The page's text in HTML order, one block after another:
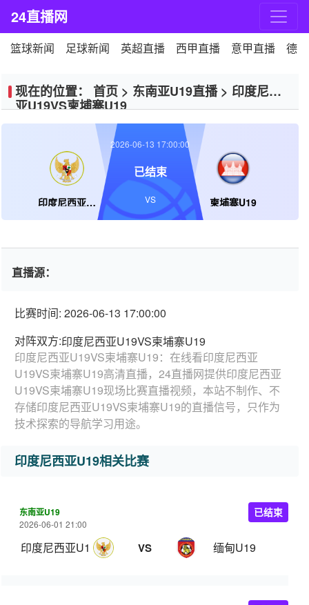
24直播网
篮球新闻 足球新闻 英超直播 西甲直播 意甲直播 德
现在的位置： 首页 > 东南亚U19直播> 印度尼西
亚U19VS柬埔寨U19
印度尼西亚U19 柬埔寨U19
2026-06-13 17:00:00
已结束
VS
直播源：
比赛时间: 2026-06-13 17:00:00
对阵双方:印度尼西亚U19VS柬埔寨U19
印度尼西亚U19VS柬埔寨U19：在线看印度尼西亚
U19VS柬埔寨U19高清直播，24直播网提供印度尼西亚
U19VS柬埔寨U19现场比赛直播视频，本站不制作、不
存储印度尼西亚U19VS柬埔寨U19的直播信号，只作为
技术探索的导航学习用途。
印度尼西亚U19相关比赛
东南亚U19
2026-06-01 21:00
印度尼西亚U19 VS 缅甸U19
已结束